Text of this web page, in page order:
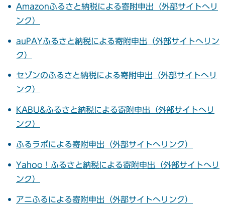
Amazonふるさと納税による寄附申出（外部サイトへリ
ンク）
auPAYふるさと納税による寄附申出（外部サイトへリン
ク）
セゾンのふるさと納税による寄附申出（外部サイトへリ
ンク）
KABU&ふるさと納税による寄附申出（外部サイトへリ
ンク）
ふるラボによる寄附申出（外部サイトへリンク）
Yahoo！ふるさと納税による寄附申出（外部サイトへリ
ンク）
アニふるによる寄附申出（外部サイトへリンク）